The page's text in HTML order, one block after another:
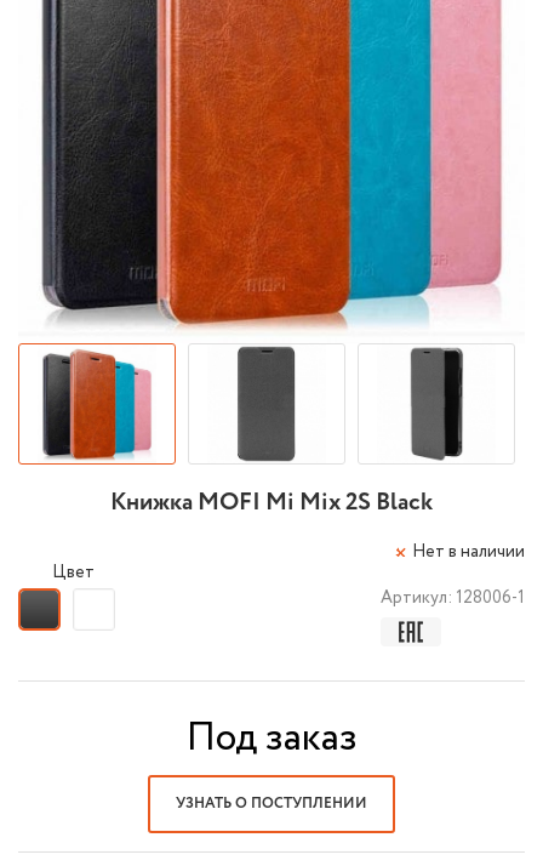
Книжка MOFI Mi Mix 2S Black
Нет в наличии
Артикул: 128006-1
Цвет
Под заказ
УЗНАТЬ О ПОСТУПЛЕНИИ